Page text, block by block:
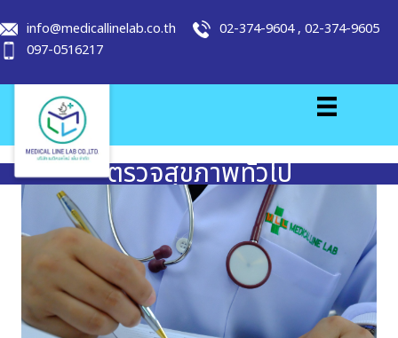
info@medicallinelab.co.th 02-374-9604, 02-374-9605
097-0516217
ตรวจสุขภาพทั่วไป